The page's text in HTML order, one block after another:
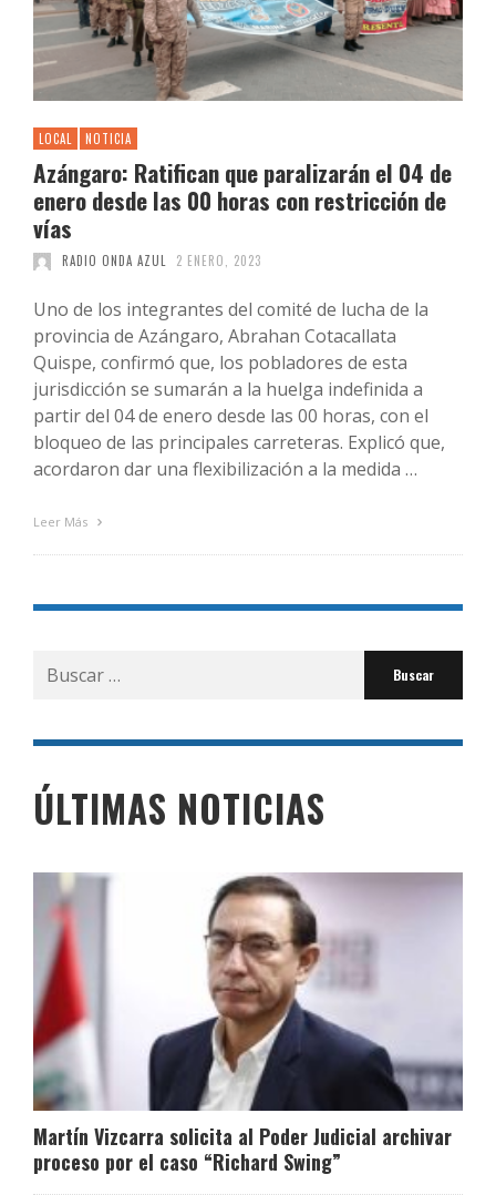
LOCAL NOTICIA
Azángaro: Ratifican que paralizarán el 04 de
enero desde las 00 horas con restricción de
vías
RADIO ONDA AZUL 2 ENERO, 2023
Uno de los integrantes del comité de lucha de la
provincia de Azángaro, Abrahan Cotacallata
Quispe, confirmó que, los pobladores de esta
jurisdicción se sumarán a la huelga indefinida a
partir del 04 de enero desde las 00 horas, con el
bloqueo de las principales carreteras. Explicó que,
acordaron dar una flexibilización a la medida …
Leer Más
Buscar
por:
ÚLTIMAS NOTICIAS
Martín Vizcarra solicita al Poder Judicial archivar
proceso por el caso “Richard Swing”